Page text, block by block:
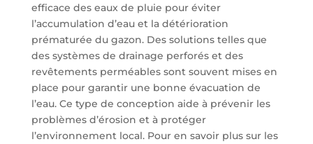
efficace des eaux de pluie pour éviter
l’accumulation d’eau et la détérioration
prématurée du gazon. Des solutions telles que
des systèmes de drainage perforés et des
revêtements perméables sont souvent mises en
place pour garantir une bonne évacuation de
l’eau. Ce type de conception aide à prévenir les
problèmes d’érosion et à protéger
l’environnement local. Pour en savoir plus sur les